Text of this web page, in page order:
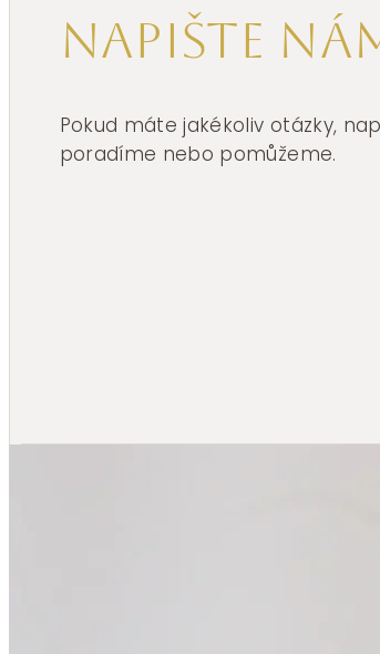
Napište
Pokud máte jakékoliv otázky,
poradíme nebo pomůžeme.